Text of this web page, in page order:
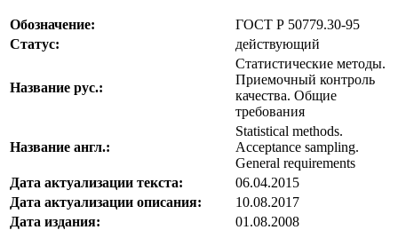
Обозначение:
ГОСТ Р 50779.30-95
Статус:
действующий
Название рус.:
Статистические методы.
Приемочный контроль
качества. Общие
требования
Название англ.:
Statistical methods.
Acceptance sampling.
General requirements
Дата актуализации текста:
06.04.2015
Дата актуализации описания:
10.08.2017
Дата издания:
01.08.2008